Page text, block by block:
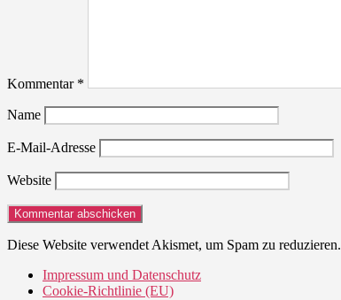
Kommentar *
Name
E-Mail-Adresse
Website
Diese Website verwendet Akismet, um Spam zu reduzieren.
Impressum und Datenschutz
Cookie-Richtlinie (EU)